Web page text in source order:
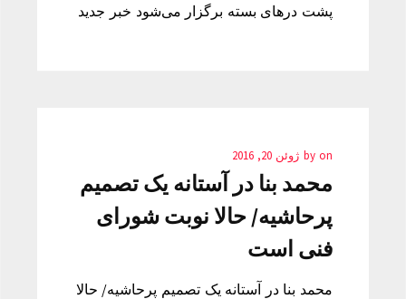
پشت درهای بسته برگزار می‌شود خبر جدید
by on ژوئن 20, 2016
محمد بنا در آستانه یک تصمیم
پرحاشیه/ حالا نوبت شورای
فنی است
محمد بنا در آستانه یک تصمیم پرحاشیه/ حالا